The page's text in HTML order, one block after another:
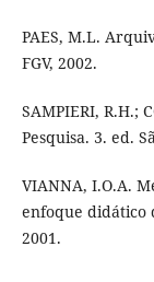
PAES, M.L.
FGV, 2002.
SAMPIERI, R.H.;
Pesquisa. 3. ed.
VIANNA, I.O.A.
enfoque didático
2001.